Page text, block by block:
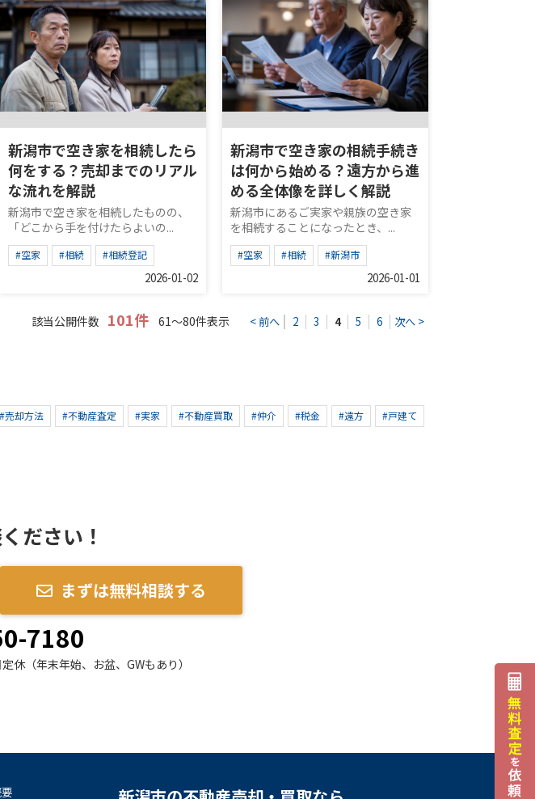
新潟市で空き家を相続したら
何をする？売却までのリアル
な流れを解説
新潟市で空き家を相続したものの、
「どこから手を付けたらよいの...
#空家 #相続 #相続登記
2026-01-02
新潟市で空き家の相続手続き
は何から始める？遠方から進
める全体像を詳しく解説
新潟市にあるご実家や親族の空き家
を相続することになったとき、...
#空家 #相続 #新潟市
2026-01-01
該当公開件数 101件 61～80件表示 < 前へ 2 3 4 5 6 次へ >
#売却方法 #不動産査定 #実家 #不動産買取 #仲介 #税金 #遠方
#戸建て
ださい！
まずは無料相談する
7180
休（年末年始、お盆、GWもあり）